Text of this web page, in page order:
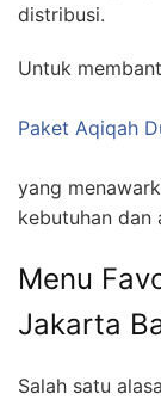
distribusi.
Untuk
Paket Aqiqah
yang
kebutuhan dan
Menu
Jakarta
Salah satu